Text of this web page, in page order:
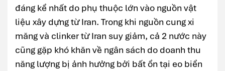
đáng kể nhất do phụ thuộc lớn vào nguồn vật
liệu xây dựng từ Iran. Trong khi nguồn cung xi
măng và clinker từ Iran suy giảm, cả 2 nước này
cũng gặp khó khăn về ngân sách do doanh thu
năng lượng bị ảnh hưởng bởi bất ổn tại eo biển